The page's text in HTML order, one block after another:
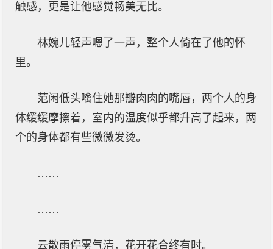
触感，更是让他感觉畅美无比。
林婉儿轻声嗯了一声，整个人倚在了他的怀
里。
范闲低头噙住她那瓣肉肉的嘴唇，两个人的身
体缓缓摩擦着，室内的温度似乎都升高了起来，两
个的身体都有些微微发烫。
……
……
云散雨停雾气清，花开花合终有时。